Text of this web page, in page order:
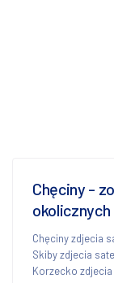
Chęciny -
Chęciny zdjecia
Skiby zdjecia
Korzecko